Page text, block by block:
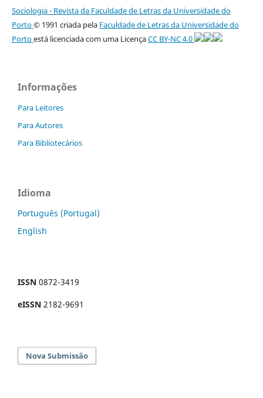
Sociologia - Revista da Faculdade de Letras da Universidade do
Porto© 1991 criada pela Faculdade de Letras da Universidade do
Portoestá licenciada com uma LicençaCC BY-NC 4.0
Informações
Para Leitores
Para Autores
Para Bibliotecários
Idioma
Português (Portugal)
English
ISSN 0872-3419
eISSN 2182-9691
Nova Submissão